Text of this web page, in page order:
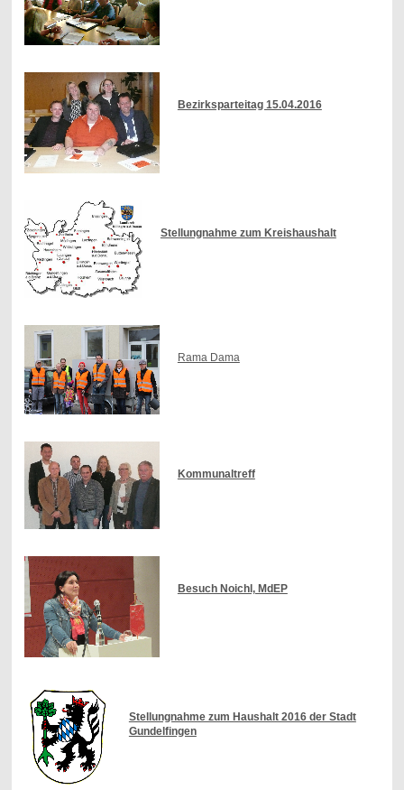
Bezirksparteitag 15.04.2016
Stellungnahme zum Kreishaushalt
Rama Dama
Kommunaltreff
Besuch Noichl, MdEP
Stellungnahme zum Haushalt 2016 der Stadt
Gundelfingen